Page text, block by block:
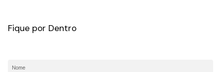
Fique por Dentro